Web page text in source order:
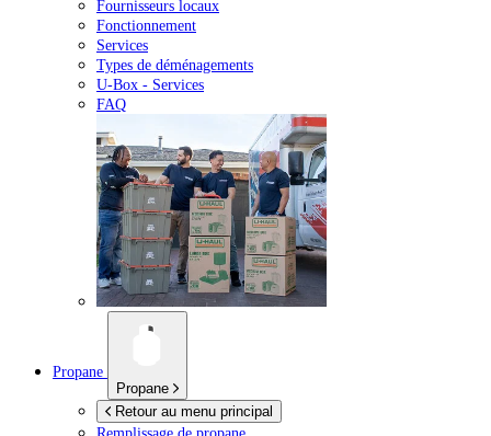
Fournisseurs locaux
Fonctionnement
Services
Types de déménagements
U-Box - Services
FAQ
Propane
Propane
Retour au menu principal
Remplissage de propane